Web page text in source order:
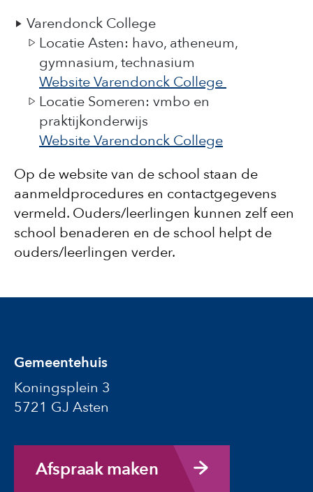
Varendonck College
Locatie Asten: havo, atheneum,
gymnasium, technasium
Website Varendonck College
Locatie Someren: vmbo en
praktijkonderwijs
Website Varendonck College
Op de website van de school staan de
aanmeldprocedures en contactgegevens
vermeld. Ouders/leerlingen kunnen zelf een
school benaderen en de school helpt de
ouders/leerlingen verder.
Gemeentehuis
Koningsplein 3
5721 GJ Asten
Afspraak maken